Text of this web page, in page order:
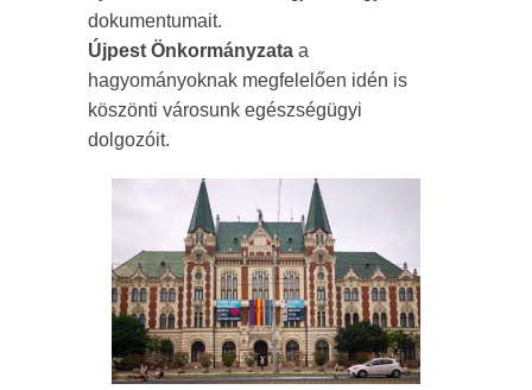
dokumentumait.
Újpest Önkormányzata a
hagyományoknak megfelelően idén is
köszönti városunk egészségügyi
dolgozóit.